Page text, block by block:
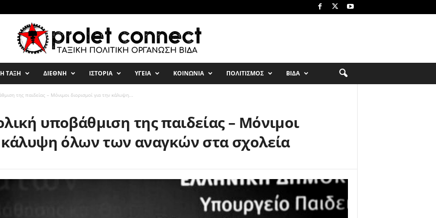
ΤΑΞΗ ΔΙΕΘΝΗ ΙΣΤΟΡΙΑ ΥΓΕΙΑ ΚΟΙΝΩΝΙΑ ΠΟΛΙΤΙΣΜΟΣ ΒΙΔΑ
της παιδείας – Μόνιμοι διορισμοί για την κάλυψη...
υποβάθμιση της παιδείας – Μόνιμοι
κάλυψη όλων των αναγκών στα σχολεία